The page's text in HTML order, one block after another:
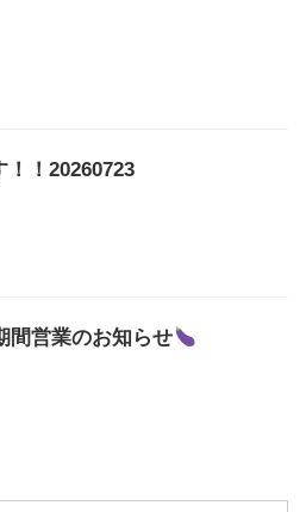
！！20260723
間営業のお知らせ